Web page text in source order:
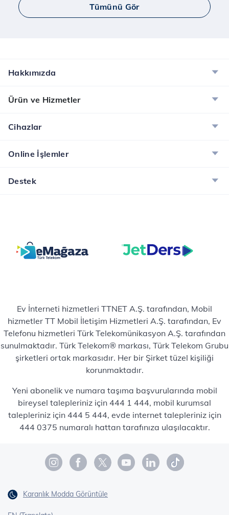
Tümünü Gör
Hakkımızda
Ürün ve Hizmetler
Cihazlar
Online İşlemler
Destek
Ev İnterneti hizmetleri TTNET A.Ş. tarafından, Mobil
hizmetler TT Mobil İletişim Hizmetleri A.Ş. tarafından, Ev
Telefonu hizmetleri Türk Telekomünikasyon A.Ş. tarafından
sunulmaktadır. Türk Telekom® markası, Türk Telekom Grubu
şirketleri ortak markasıdır. Her bir Şirket tüzel kişiliği
korunmaktadır.
Yeni abonelik ve numara taşıma başvurularında mobil
bireysel talepleriniz için 444 1 444, mobil kurumsal
talepleriniz için 444 5 444, evde internet talepleriniz için
444 0375 numaralı hattan tarafınıza ulaşılacaktır.
Karanlık Modda Görüntüle